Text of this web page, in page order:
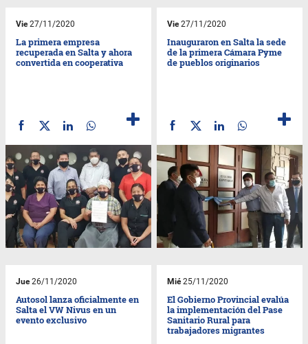
Vie27/11/2020
La primera empresa
recuperada en Salta y ahora
convertida en cooperativa
Vie27/11/2020
Inauguraron en Salta la sede
de la primera Cámara Pyme
de pueblos originarios
Jue26/11/2020
Autosol lanza oficialmente en
Salta el VW Nivus en un
evento exclusivo
Mié25/11/2020
El Gobierno Provincial evalúa
la implementación del Pase
Sanitario Rural para
trabajadores migrantes